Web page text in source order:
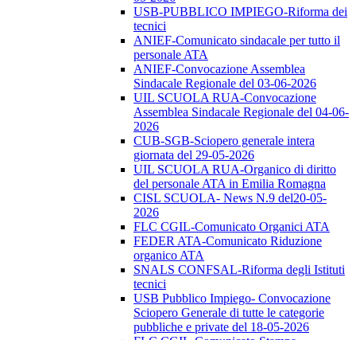
USB-PUBBLICO IMPIEGO-Riforma dei
tecnici
ANIEF-Comunicato sindacale per tutto il
personale ATA
ANIEF-Convocazione Assemblea
Sindacale Regionale del 03-06-2026
UIL SCUOLA RUA-Convocazione
Assemblea Sindacale Regionale del 04-06-
2026
CUB-SGB-Sciopero generale intera
giornata del 29-05-2026
UIL SCUOLA RUA-Organico di diritto
del personale ATA in Emilia Romagna
CISL SCUOLA- News N.9 del20-05-
2026
FLC CGIL-Comunicato Organici ATA
FEDER ATA-Comunicato Riduzione
organico ATA
SNALS CONFSAL-Riforma degli Istituti
tecnici
USB Pubblico Impiego- Convocazione
Sciopero Generale di tutte le categorie
pubbliche e private del 18-05-2026